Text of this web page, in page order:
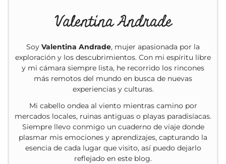
Valentina Andrade
Soy Valentina Andrade, mujer apasionada por la
exploración y los descubrimientos. Con mi espíritu libre
y mi cámara siempre lista, he recorrido los rincones
más remotos del mundo en busca de nuevas
experiencias y culturas.
Mi cabello ondea al viento mientras camino por
mercados locales, ruinas antiguas o playas paradisíacas.
Siempre llevo conmigo un cuaderno de viaje donde
plasmar mis emociones y aprendizajes, capturando la
esencia de cada lugar que visito, así puedo dejarlo
reflejado en este blog.